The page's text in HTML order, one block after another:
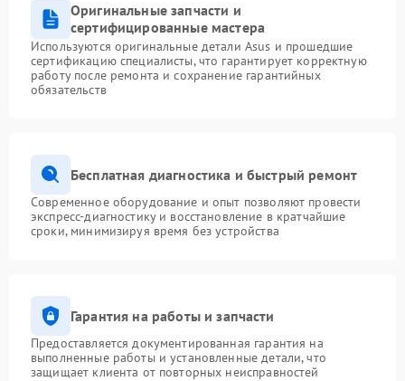
Оригинальные запчасти и
сертифицированные мастера
Используются оригинальные детали Asus и прошедшие
сертификацию специалисты, что гарантирует корректную
работу после ремонта и сохранение гарантийных
обязательств
Бесплатная диагностика и быстрый ремонт
Современное оборудование и опыт позволяют провести
экспресс-диагностику и восстановление в кратчайшие
сроки, минимизируя время без устройства
Гарантия на работы и запчасти
Предоставляется документированная гарантия на
выполненные работы и установленные детали, что
защищает клиента от повторных неисправностей